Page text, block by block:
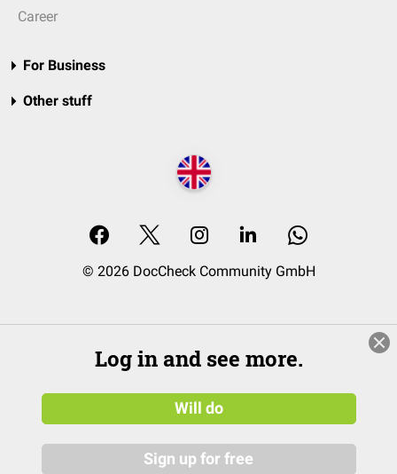
Career
For Business
Other stuff
© 2026 DocCheck Community GmbH
Log in and see more.
Will do
Sign up for free